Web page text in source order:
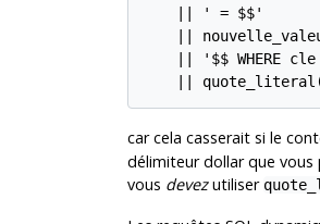
    || ' = $$'
||
|| '$$ WHERE cle
||
car cela casserait si le
délimiteur dollar que
vous devezutiliser